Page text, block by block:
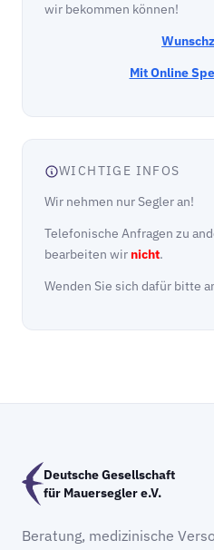
wir bekommen können!
Mit Online
WICHTIGE INFOS
Wir nehmen nur Segler an!
Telefonische Anfragen zu
bearbeiten wir nicht.
Wenden Sie sich dafür bitte
Deutsche Gesellschaft
für Mauersegler e.V.
Beratung, medizinische